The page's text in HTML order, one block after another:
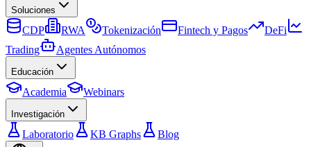
Soluciones
CDP RWA Tokenización Fintech y Pagos
DeFi
Trading
Agentes Autónomos
Educación
Academia Webinars
Investigación
Laboratorio KB Graphs Blog